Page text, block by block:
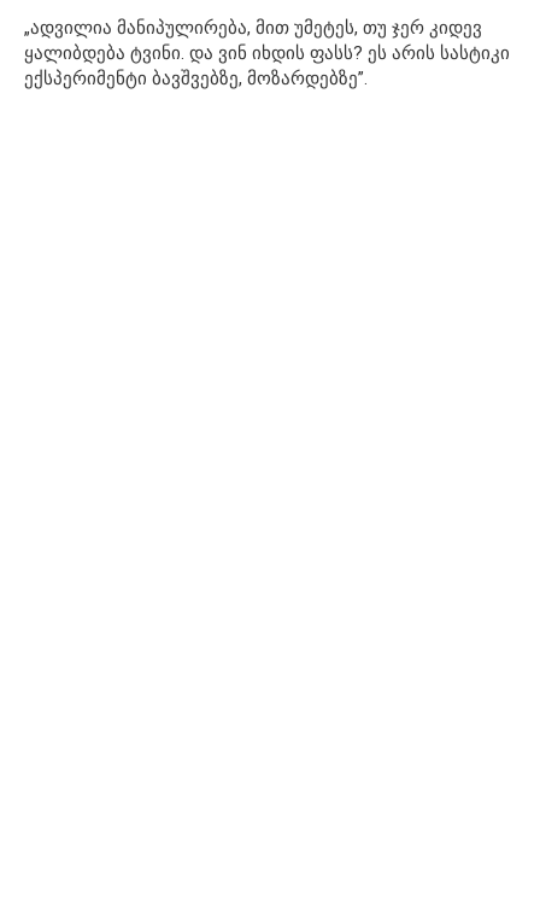
„ადვილია მანიპულირება, მით უმეტეს, თუ ჯერ კიდევ
ყალიბდება ტვინი. და ვინ იხდის ფასს? ეს არის სასტიკი
ექსპერიმენტი ბავშვებზე, მოზარდებზე”.